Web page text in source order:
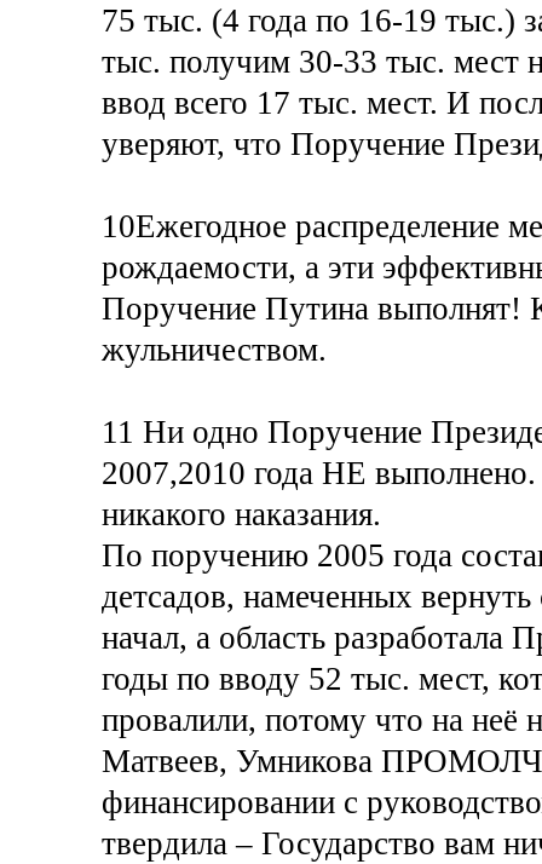
75 тыс. (4 года по 16-19 тыс.)
тыс. получим 30-33 тыс. мест
ввод всего 17 тыс. мест. И
уверяют, что Поручение
10Ежегодное распределение
рождаемости, а эти
Поручение Путина выполнят!
жульничеством.
11 Ни одно Поручение
2007,2010 года НЕ
никакого наказания.
По поручению 2005 года
детсадов, намеченных
начал, а область
годы по вводу 52 тыс. мест,
провалили, потому что на неё
Матвеев, Умникова
финансировании с
твердила – Государство вам